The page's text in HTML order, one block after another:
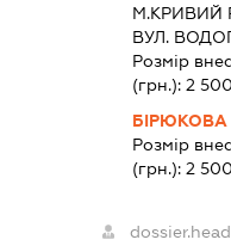
М.КРИВИЙ
ВУЛ.
Розмір
(грн.): 2 500
БІРЮКОВА
Розмір
(грн.): 2 500